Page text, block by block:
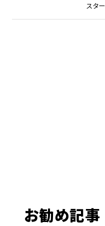
スタ
お勧め記事